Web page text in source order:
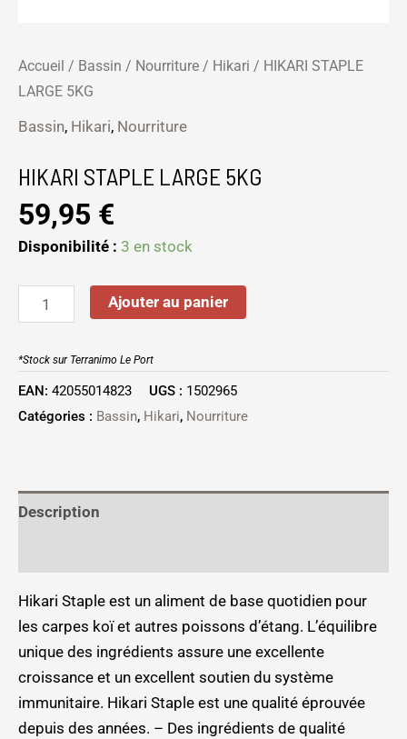
Accueil / Bassin / Nourriture / Hikari / HIKARI STAPLE
LARGE 5KG
Bassin, Hikari, Nourriture
HIKARI STAPLE LARGE 5KG
59,95 €
Disponibilité : 3 en stock
Ajouter au panier
*Stock sur Terranimo Le Port
EAN: 42055014823 UGS : 1502965
Catégories : Bassin, Hikari, Nourriture
Description
Hikari Staple est un aliment de base quotidien pour
les carpes koï et autres poissons d’étang. L’équilibre
unique des ingrédients assure une excellente
croissance et un excellent soutien du système
immunitaire. Hikari Staple est une qualité éprouvée
depuis des années. – Des ingrédients de qualité